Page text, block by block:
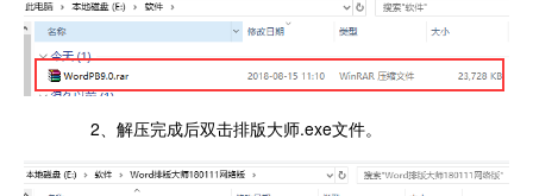
2、解压完成后双击排版大师.exe文件。